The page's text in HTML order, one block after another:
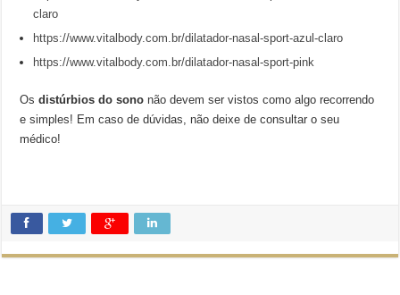
claro
https://www.vitalbody.com.br/dilatador-nasal-sport-azul-claro
https://www.vitalbody.com.br/dilatador-nasal-sport-pink
Osdistúrbios do sono não devem ser vistos como algo recorrendo
e simples! Em caso de dúvidas, não deixe de consultar o seu
médico!